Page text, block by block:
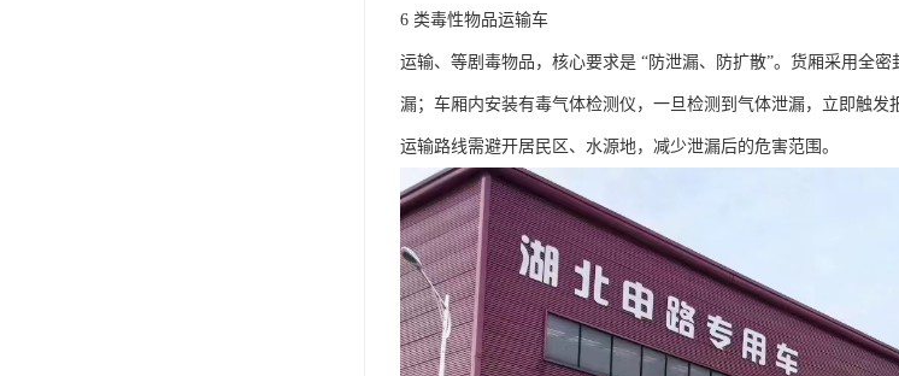
6 类毒性物品运输车​
运输、等剧毒物品，核心要求是 “防泄漏、防扩散”。货厢采用全
漏；车厢内安装有毒气体检测仪，一旦检测到气体泄漏，立即触
运输路线需避开居民区、水源地，减少泄漏后的危害范围。​